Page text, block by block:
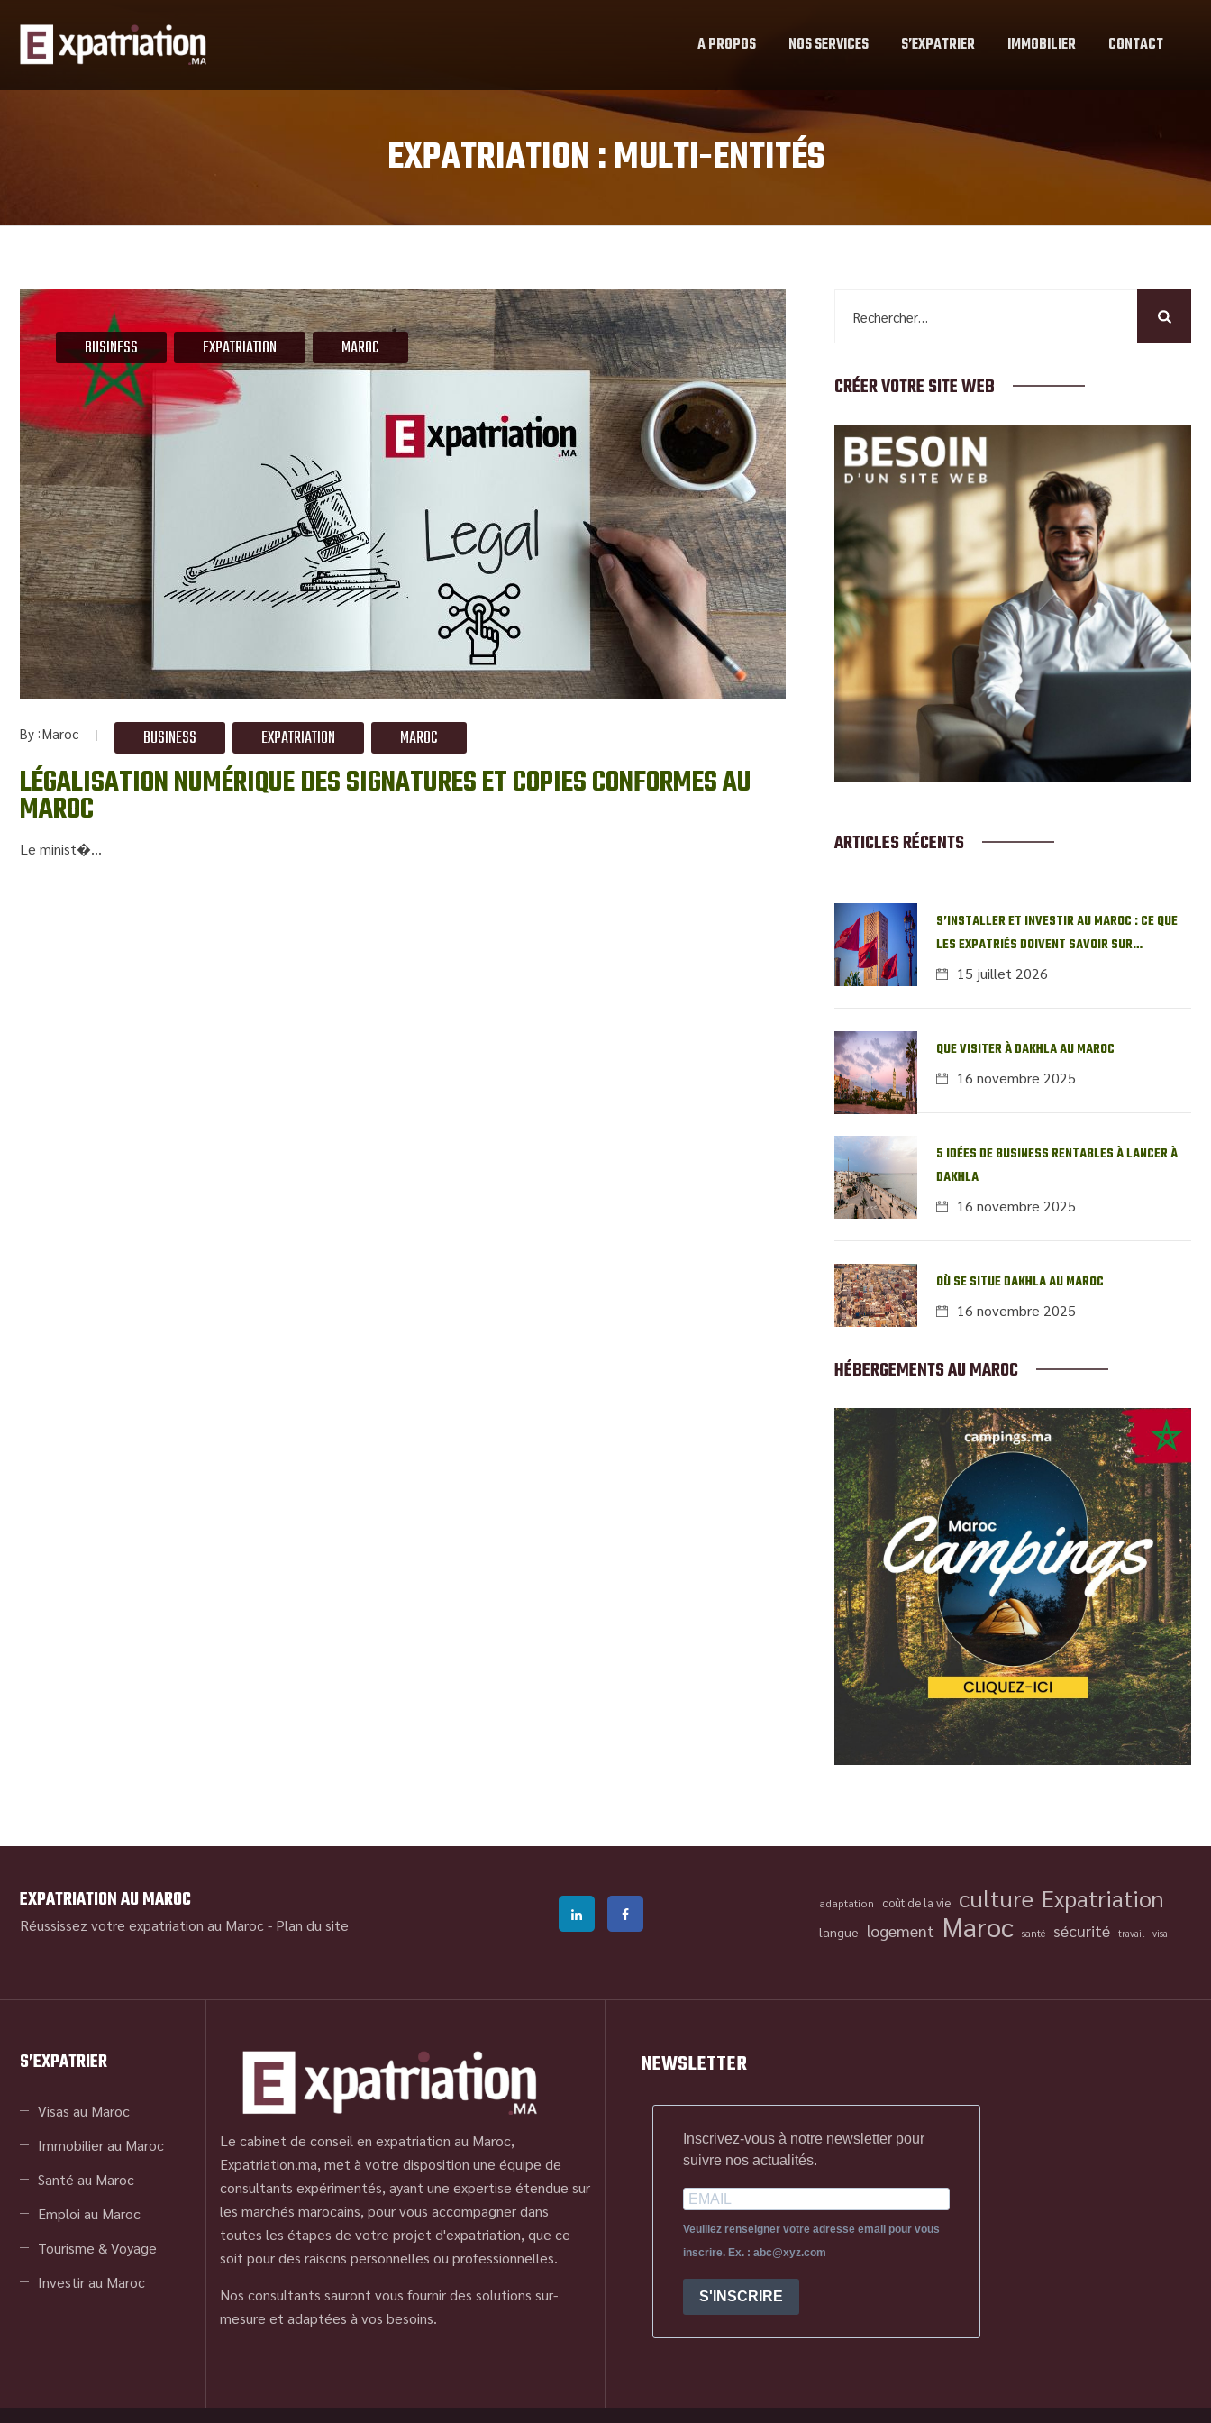
A PROPOS NOS SERVICES S’EXPATRIER IMMOBILIER CONTACT
EXPATRIATION :MULTI-ENTITÉS
BUSINESS EXPATRIATION MAROC
By Maroc BUSINESS EXPATRIATION MAROC
LÉGALISATION NUMÉRIQUE DES SIGNATURES ET COPIES CONFORMES AU
MAROC
Le minist�...
CRÉER VOTRE SITE WEB
ARTICLES RÉCENTS
S’INSTALLER ET INVESTIR AU MAROC : CE QUE
LES EXPATRIÉS DOIVENT SAVOIR SUR
L’IMMOBILIER LOCAL
15 juillet 2026
QUE VISITER À DAKHLA AU MAROC
16 novembre 2025
5 IDÉES DE BUSINESS RENTABLES À LANCER À
DAKHLA
16 novembre 2025
OÙ SE SITUE DAKHLA AU MAROC
16 novembre 2025
HÉBERGEMENTS AU MAROC
EXPATRIATION AU MAROC
Réussissez votre expatriation au Maroc - Plan du site
adaptation coût de la vie culture Expatriation
langue logement Maroc santé sécurité travail visa
S’EXPATRIER
Visas au Maroc
Immobilier au Maroc
Santé au Maroc
Emploi au Maroc
Tourisme & Voyage
Investir au Maroc
Le cabinet de conseil en expatriation au Maroc,
Expatriation.ma, met à votre disposition une équipe de
consultants expérimentés, ayant une expertise étendue sur
les marchés marocains, pour vous accompagner dans
toutes les étapes de votre projet d'expatriation, que ce
soit pour des raisons personnelles ou professionnelles.
Nos consultants sauront vous fournir des solutions sur-
mesure et adaptées à vos besoins.
NEWSLETTER
Inscrivez-vous à notre newsletter pour
suivre nos actualités.
Veuillez renseigner votre adresse email pour vous
inscrire. Ex. : abc@xyz.com
S'INSCRIRE